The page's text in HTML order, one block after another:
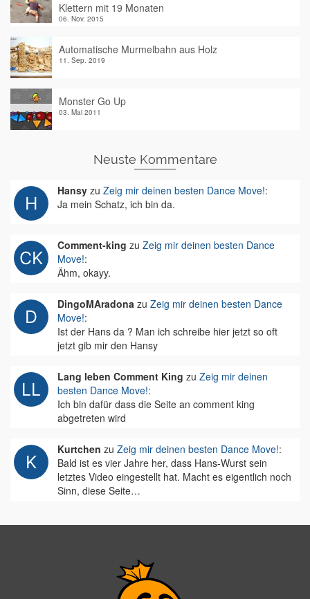
Klettern mit 19 Monaten
06. Nov. 2015
Automatische Murmelbahn aus Holz
11. Sep. 2019
Monster Go Up
03. Mai 2011
Neuste Kommentare
Hansy zu Zeig mir deinen besten Dance Move!:
Ja mein Schatz, ich bin da.
Comment-king zu Zeig mir deinen besten Dance
Move!:
Ähm, okayy.
DingoMAradona zu Zeig mir deinen besten Dance
Move!:
Ist der Hans da ? Man ich schreibe hier jetzt so oft
jetzt gib mir den Hansy
Lang leben Comment King zu Zeig mir deinen
besten Dance Move!:
Ich bin dafür dass die Seite an comment king
abgetreten wird
Kurtchen zu Zeig mir deinen besten Dance Move!:
Bald ist es vier Jahre her, dass Hans-Wurst sein
letztes Video eingestellt hat. Macht es eigentlich noch
Sinn, diese Seite…